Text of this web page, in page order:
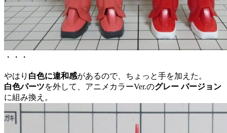
・・・
やはり 白色に違和感があるので、ちょっと手を加えた。
白色パーツを外して、アニメカラーVer.のグレー バージョン
に組み換え。